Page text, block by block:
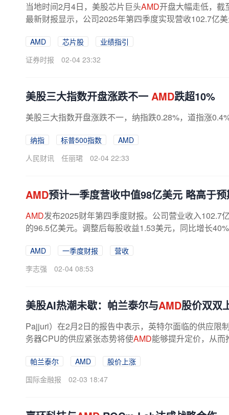
当地时间2月4日，美股芯片巨头AMD开盘大幅走低，截
最新财报显示，公司2025年第四季度实现营收102.7亿
AMD 芯片股
业绩指引
证券时报
02-04 23:32
美股三大指数开盘涨跌不一 AMD跌超10%
美股三大指数开盘涨跌不一，纳指跌0.28%，道指涨
纳指 标普500指数
AMD
人民财讯
任丽珺 02-04 22:33
AMD预计一季度营收中值98亿美元 略高于
AMD发布2025财年第四季度财报。公司营业收入102.7
的96.5亿美元。调整后每股收益1.53美元，同比增长
AMD 一季度财报
营收
李志强
02-04 08:53
美股AI热潮未歇：帕兰泰尔与AMD股价双双
Pajjuri）在2月2日的报告中表示，英特尔面临的供应限
务器CPU的供应紧张态势将使AMD能够提升定价，从
帕兰泰尔 AMD
股价上涨
国际金融报
02-03 18:47